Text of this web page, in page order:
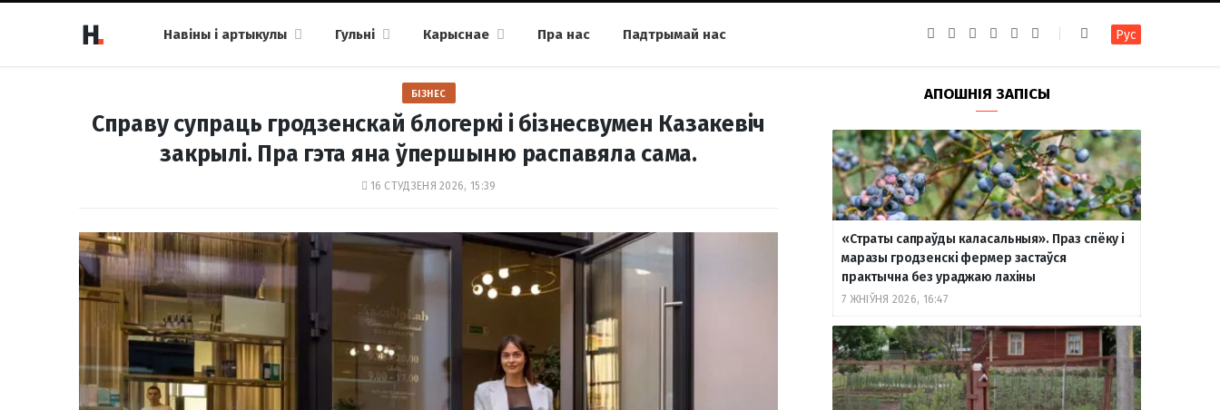
Навіны і артыкулы Гульні Карыснае Пра нас Падтрымай нас
b
o
k
a
g
a
m
g
r
a
m
u
b
т
а
т
е
Рус
БІЗНЕС
Справу супраць гродзенскай блогеркі і бізнесвумен Казакевіч
закрылі. Пра гэта яна ўпершыню распавяла сама.
16 СТУДЗЕНЯ 2026, 15:39
АПОШНІЯ ЗАПІСЫ
«Страты сапраўды каласальныя». Праз спёку і
маразы гродзенскі фермер застаўся
практычна без ураджаю лахіны
7 ЖНІЎНЯ 2026, 16:47